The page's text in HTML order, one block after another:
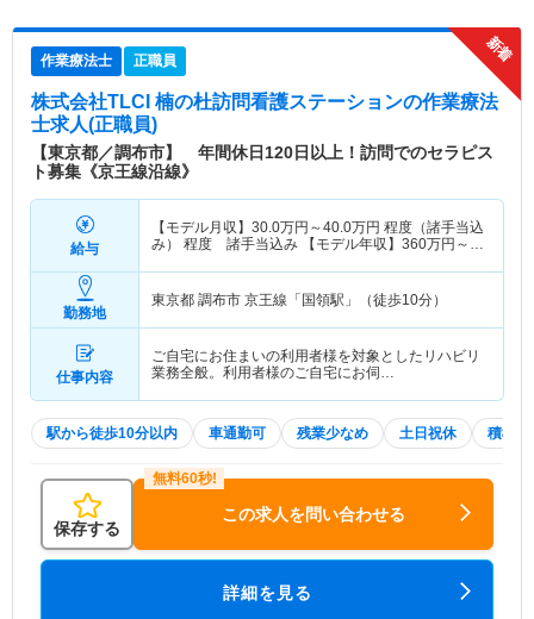
作業療法士 正職員
株式会社TLCI 楠の杜訪問看護ステーションの作業療法
士求人(正職員)
【東京都／調布市】 年間休日120日以上！訪問でのセラピス
ト募集《京王線沿線》
給与
【モデル月収】 30.0万円～40.0万円 程度（諸手当込
み） 程度 諸手当込み 【モデル年収】 360万円～
勤務地
東京都 調布市 京王線「国領駅」（徒歩10分）
仕事内容
ご自宅にお住まいの利用者様を対象としたリハビリ
業務全般。利用者様のご自宅にお伺…
駅から徒歩10分以内 車通勤可 残業少なめ 土日祝休 積極採
保存する
この求人を問い合わせる
詳細を見る